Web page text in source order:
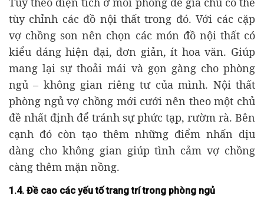
tùy chỉnh các đồ nội thất trong đó. Với các cặp
vợ chồng son nên chọn các món đồ nội thất có
kiểu dáng hiện đại, đơn giản, ít hoa văn. Giúp
mang lại sự thoải mái và gọn gàng cho phòng
ngủ – không gian riêng tư của mình. Nội thất
phòng ngủ vợ chồng mới cưới nên theo một chủ
đề nhất định để tránh sự phức tạp, rườm rà. Bên
cạnh đó còn tạo thêm những điểm nhấn dịu
dàng cho không gian giúp tình cảm vợ chồng
càng thêm mặn nồng.
1.4. Đề cao các yếu tố trang trí trong phòng ngủ